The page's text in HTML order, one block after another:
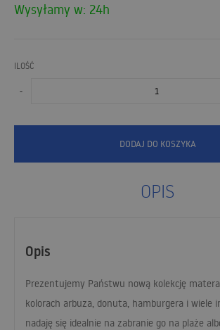
Wysyłamy w: 24h
ILOŚĆ
-
DODAJ DO KOSZYKA
OPIS
Opis
Prezentujemy Państwu nową kolekcję
kolorach arbuza, donuta, hamburgera i wiele
nadaję się idealnie na zabranie go na plaże